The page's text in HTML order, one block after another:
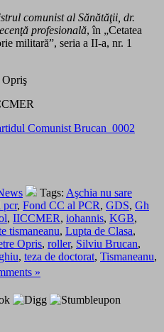
comunist al Sănătăţii, dr.
profesională, în „Cetatea
militară”, seria a II-a, nr. 1
Tags: Aşchia nu sare
pcr, Fond CC al PCR, GDS, Gh
, IICCMER, iohannis, KGB,
tismaneanu, Lupta de Clasa,
Opris, roller, Silviu Brucan,
, teza de doctorat, Tismaneanu,
»